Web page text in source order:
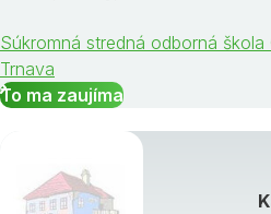
Súkromná stredná odborná
Trnava
To ma zaujíma